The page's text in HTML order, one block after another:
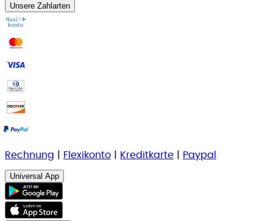
Unsere Zahlarten
Rechnung Flexikonto Kreditkarte Paypal
Universal App